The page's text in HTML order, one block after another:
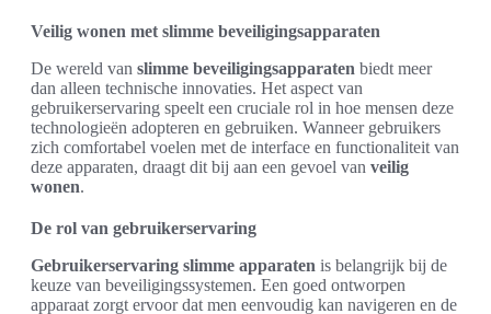
Veilig wonen met slimme beveiligingsapparaten
De wereld van slimme beveiligingsapparaten biedt meer
dan alleen technische innovaties. Het aspect van
gebruikerservaring speelt een cruciale rol in hoe mensen deze
technologieën adopteren en gebruiken. Wanneer gebruikers
zich comfortabel voelen met de interface en functionaliteit van
deze apparaten, draagt dit bij aan een gevoel van veilig
wonen.
De rol van gebruikerservaring
Gebruikerservaring slimme apparaten is belangrijk bij de
keuze van beveiligingssystemen. Een goed ontworpen
apparaat zorgt ervoor dat men eenvoudig kan navigeren en de